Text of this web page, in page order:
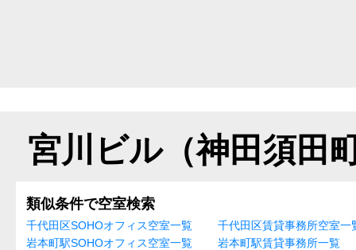
宮川ビル（神田須田
類似条件で空室検索
千代田区SOHOオフィス空室一覧
千代田区賃貸事務所空室一
岩本町駅SOHOオフィス空室一覧
岩本町駅賃貸事務所一覧